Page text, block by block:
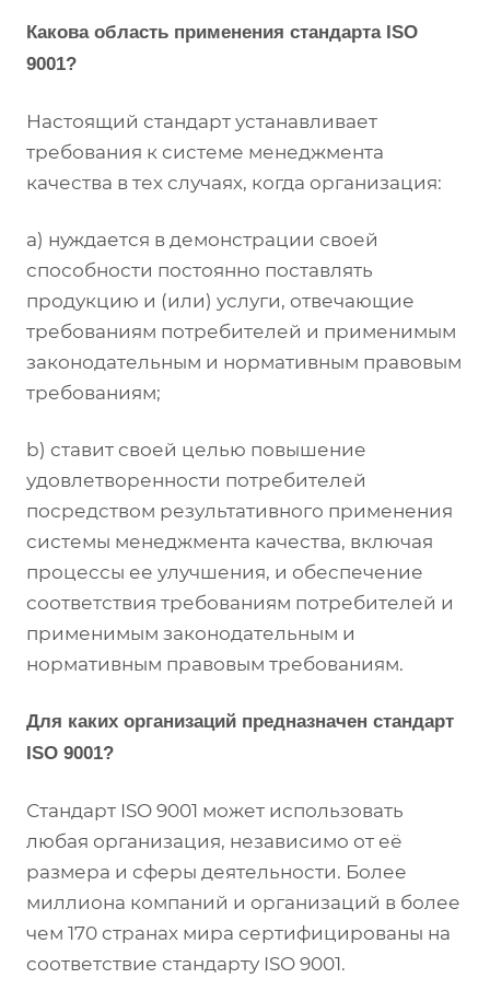
Какова область применения стандарта ISO
9001?
Настоящий стандарт устанавливает
требования к системе менеджмента
качества в тех случаях, когда организация:
a) нуждается в демонстрации своей
способности постоянно поставлять
продукцию и (или) услуги, отвечающие
требованиям потребителей и применимым
законодательным и нормативным правовым
требованиям;
b) ставит своей целью повышение
удовлетворенности потребителей
посредством результативного применения
системы менеджмента качества, включая
процессы ее улучшения, и обеспечение
соответствия требованиям потребителей и
применимым законодательным и
нормативным правовым требованиям.
Для каких организаций предназначен стандарт
ISO 9001?
Стандарт ISO 9001 может использовать
любая организация, независимо от её
размера и сферы деятельности. Более
миллиона компаний и организаций в более
чем 170 странах мира сертифицированы на
соответствие стандарту ISO 9001.